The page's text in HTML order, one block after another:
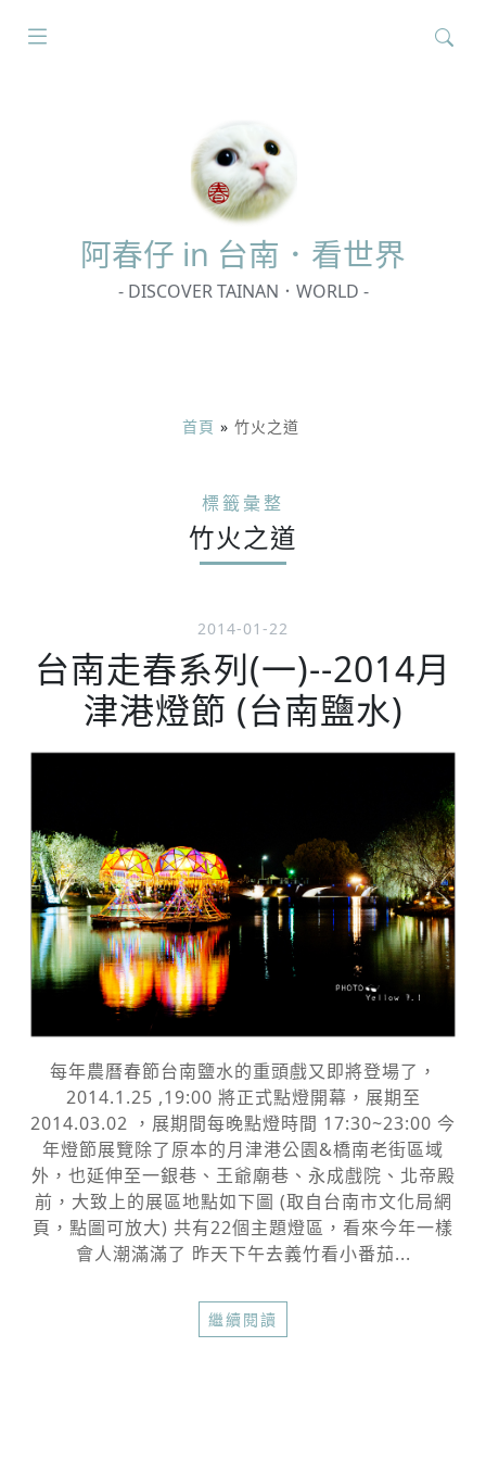
阿春仔 in 台南．看世界
- DISCOVER TAINAN．WORLD -
首頁 » 竹火之道
標籤彙整
竹火之道
2014-01-22
台南走春系列(一)--2014月
津港燈節 (台南鹽水)
每年農曆春節台南鹽水的重頭戲又即將登場了，
2014.1.25 ,19:00 將正式點燈開幕，展期至
2014.03.02 ，展期間每晚點燈時間 17:30~23:00 今
年燈節展覽除了原本的月津港公園&橋南老街區域
外，也延伸至一銀巷、王爺廟巷、永成戲院、北帝殿
前，大致上的展區地點如下圖 (取自台南市文化局網
頁，點圖可放大) 共有22個主題燈區，看來今年一樣
會人潮滿滿了 昨天下午去義竹看小番茄...
繼續閱讀